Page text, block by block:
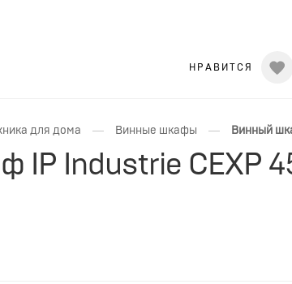
НРАВИТСЯ
для дома — Винные шкафы — Винный
IP Industrie CEXP